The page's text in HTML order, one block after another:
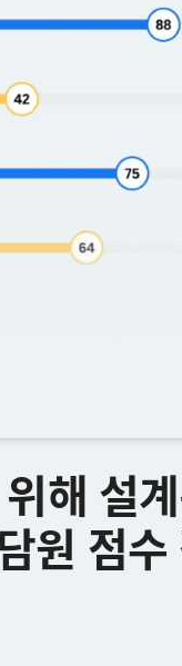
해 설
원 점수